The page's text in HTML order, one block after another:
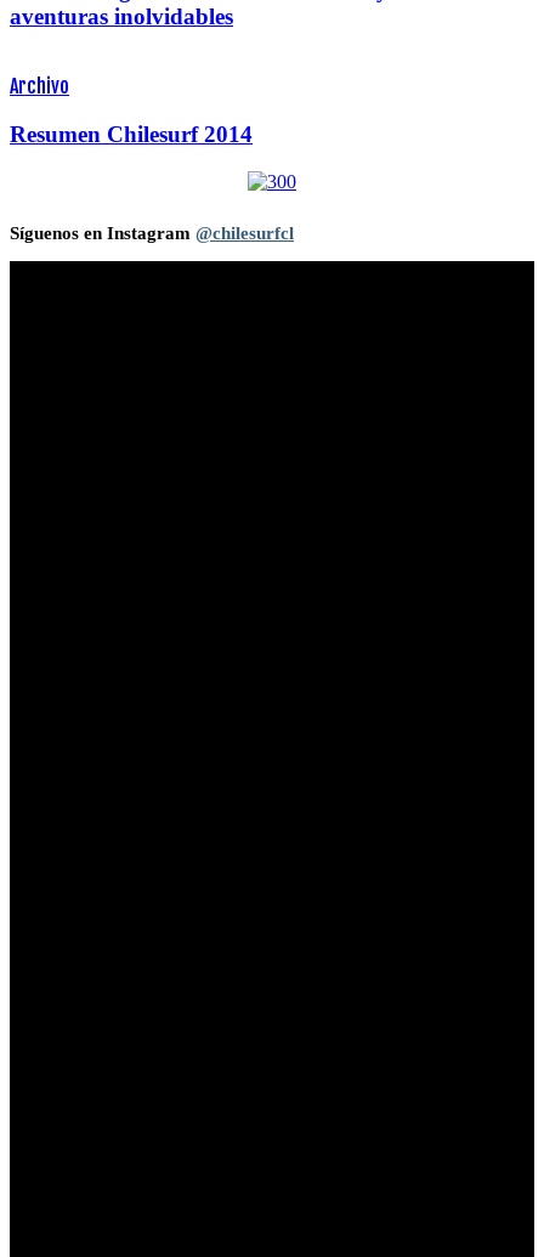
aventuras inolvidables
Archivo
Resumen Chilesurf 2014
Síguenos en Instagram @chilesurfcl